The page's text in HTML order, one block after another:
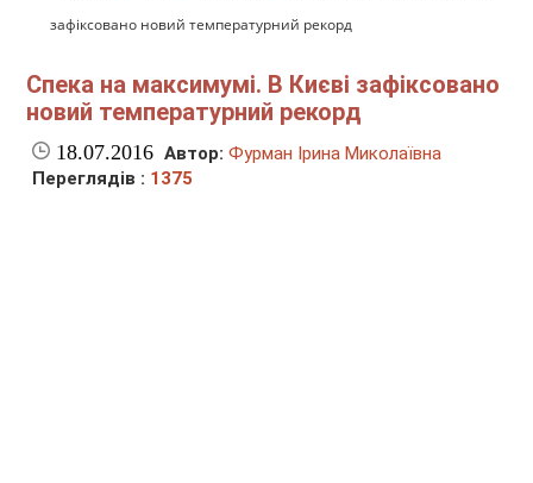
зафіксовано новий температурний рекорд
Спека на максимумі. В Києві зафіксовано
новий температурний рекорд
18.07.2016 Автор: Фурман Ірина Миколаївна
Переглядів : 1375